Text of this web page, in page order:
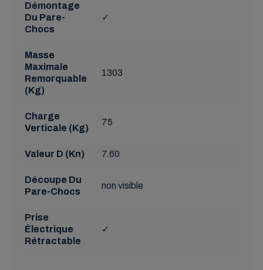
Démontage
Du Pare-
Chocs
✓
Masse
Maximale
Remorquable
(Kg)
1303
Charge
Verticale (Kg)
75
Valeur D (Kn) 7.60
Découpe Du
Pare-Chocs
non visible
Prise
Électrique
Rétractable
✓